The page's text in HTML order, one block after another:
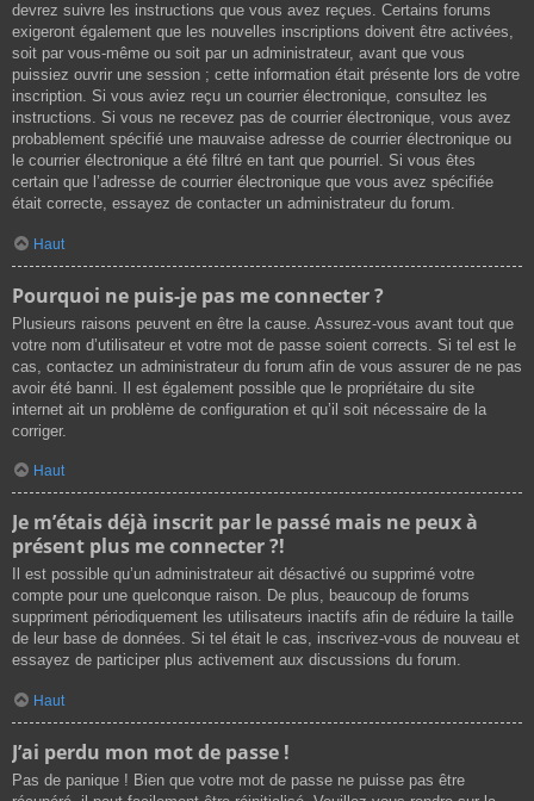
devrez suivre les instructions que vous avez reçues. Certains forums
exigeront également que les nouvelles inscriptions doivent être activées,
soit par vous-même ou soit par un administrateur, avant que vous
puissiez ouvrir une session ; cette information était présente lors de votre
inscription. Si vous aviez reçu un courrier électronique, consultez les
instructions. Si vous ne recevez pas de courrier électronique, vous avez
probablement spécifié une mauvaise adresse de courrier électronique ou
le courrier électronique a été filtré en tant que pourriel. Si vous êtes
certain que l’adresse de courrier électronique que vous avez spécifiée
était correcte, essayez de contacter un administrateur du forum.
Haut
Pourquoi ne puis-je pas me connecter ?
Plusieurs raisons peuvent en être la cause. Assurez-vous avant tout que
votre nom d’utilisateur et votre mot de passe soient corrects. Si tel est le
cas, contactez un administrateur du forum afin de vous assurer de ne pas
avoir été banni. Il est également possible que le propriétaire du site
internet ait un problème de configuration et qu’il soit nécessaire de la
corriger.
Haut
Je m’étais déjà inscrit par le passé mais ne peux à
présent plus me connecter ?!
Il est possible qu’un administrateur ait désactivé ou supprimé votre
compte pour une quelconque raison. De plus, beaucoup de forums
suppriment périodiquement les utilisateurs inactifs afin de réduire la taille
de leur base de données. Si tel était le cas, inscrivez-vous de nouveau et
essayez de participer plus activement aux discussions du forum.
Haut
J’ai perdu mon mot de passe !
Pas de panique ! Bien que votre mot de passe ne puisse pas être